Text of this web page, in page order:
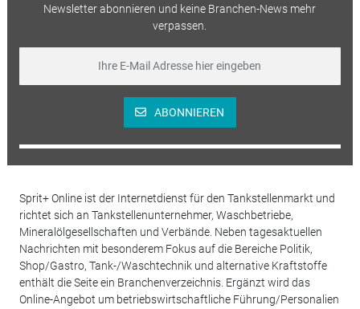
Newsletter abonnieren und keine Branchen-News mehr
verpassen.
ABONNIEREN
Sprit+ Online ist der Internetdienst für den Tankstellenmarkt und
richtet sich an Tankstellenunternehmer, Waschbetriebe,
Mineralölgesellschaften und Verbände. Neben tagesaktuellen
Nachrichten mit besonderem Fokus auf die Bereiche Politik,
Shop/Gastro, Tank-/Waschtechnik und alternative Kraftstoffe
enthält die Seite ein Branchenverzeichnis. Ergänzt wird das
Online-Angebot um betriebswirtschaftliche Führung/Personalien